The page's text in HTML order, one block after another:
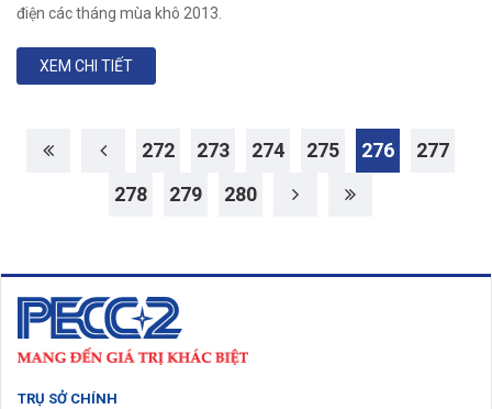
điện các tháng mùa khô 2013.
XEM CHI TIẾT
272 273 274 275 276
277
278
279 280
TRỤ SỞ CHÍNH